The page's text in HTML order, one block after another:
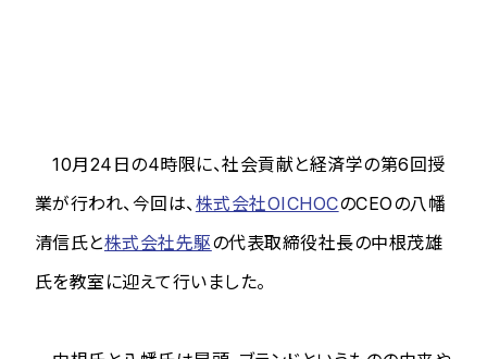
10月24日の4時限に、社会貢献と経済学の第6回授
業が行われ、今回は、 株式会社OICHOCのCEOの八幡
清信氏と株式会社先駆の代表取締役社長の中根茂雄
氏を教室に迎えて行いました。